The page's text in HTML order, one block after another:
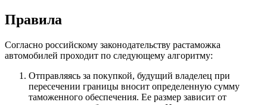
Правила
Согласно российскому законодательству растаможка
автомобилей проходит по следующему алгоритму:
Отправляясь за покупкой, будущий владелец при
пересечении границы вносит определенную сумму
таможенного обеспечения. Ее размер зависит от